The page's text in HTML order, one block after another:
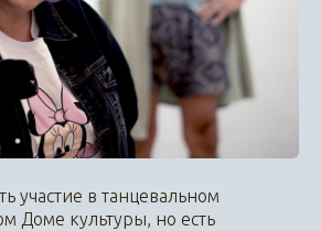
участие в танцевальном
Доме культуры, но есть